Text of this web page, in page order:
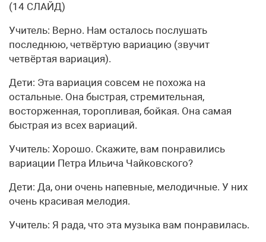
(14 СЛАЙД)
Учитель: Верно. Нам осталось послушать
последнюю, четвёртую вариацию (звучит
четвёртая вариация).
Дети: Эта вариация совсем не похожа на
остальные. Она быстрая, стремительная,
восторженная, торопливая, бойкая. Она самая
быстрая из всех вариаций.
Учитель: Хорошо. Скажите, вам понравились
вариации Петра Ильича Чайковского?
Дети: Да, они очень напевные, мелодичные. У них
очень красивая мелодия.
Учитель: Я рада, что эта музыка вам понравилась.